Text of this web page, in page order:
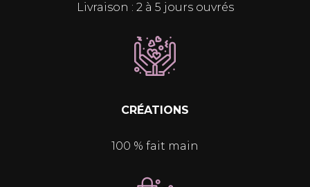
Livraison : 2 à 5 jours ouvrés
CRÉATIONS
100 % fait main